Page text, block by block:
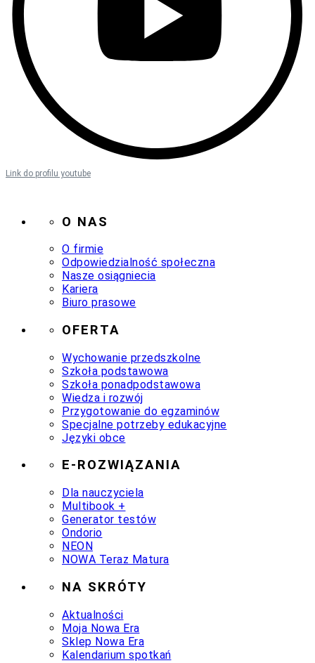
Link do profilu youtube
O NAS
O firmie
Odpowiedzialność społeczna
Nasze osiągniecia
Kariera
Biuro prasowe
OFERTA
Wychowanie przedszkolne
Szkoła podstawowa
Szkoła ponadpodstawowa
Wiedza i rozwój
Przygotowanie do egzaminów
Specjalne potrzeby edukacyjne
Języki obce
E-ROZWIĄZANIA
Dla nauczyciela
Multibook +
Generator testów
Ondorio
NEON
NOWA Teraz Matura
NA SKRÓTY
Aktualności
Moja Nowa Era
Sklep Nowa Era
Kalendarium spotkań